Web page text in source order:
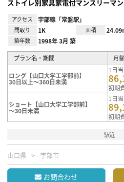
ストイレ別家具家電付マンスリーマ
アクセス 宇部線「常盤駅」
間取り 1K 面積
築年数 1998年 3月 築
プラン名・期間 月
ロング【山口大学工学部前】
30日以上～360日未満
1日
初期
ショート【山口大学工学部前】
～30日未満
1日
初期
駅近
山口県 宇部市
お問合わせ